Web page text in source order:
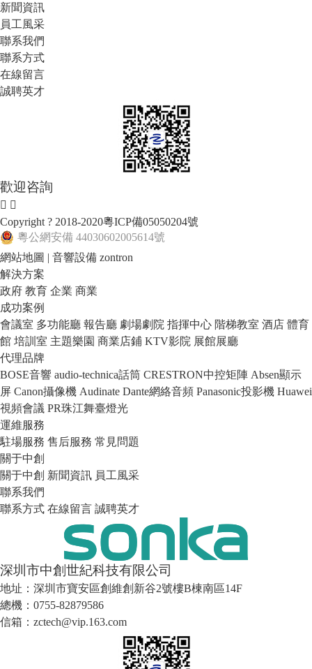
新聞資訊
員工風采
聯系我們
聯系方式
在線留言
誠聘英才
歡迎咨詢
Copyright ? 2018-2020粵ICP備05050204號
粵公網安備 44030602005614號
網站地圖 | 音響設備 zontron
解決方案
政府 教育 企業 商業
成功案例
會議室 多功能廳 報告廳 劇場劇院 指揮中心 階梯教室 酒店 體育
館 培訓室 主題樂園 商業店鋪 KTV影院 展館展廳
代理品牌
BOSE音響 audio-technica話筒 CRESTRON中控矩陣 Absen顯示
屏 Canon攝像機 Audinate Dante網絡音頻 Panasonic投影機 Huawei
視頻會議 PR珠江舞臺燈光
運維服務
駐場服務 售后服務 常見問題
關于中創
關于中創 新聞資訊 員工風采
聯系我們
聯系方式 在線留言 誠聘英才
深圳市中創世紀科技有限公司
地址：深圳市寶安區創維創新谷2號樓B棟南區14F
總機：0755-82879586
信箱：zctech@vip.163.com